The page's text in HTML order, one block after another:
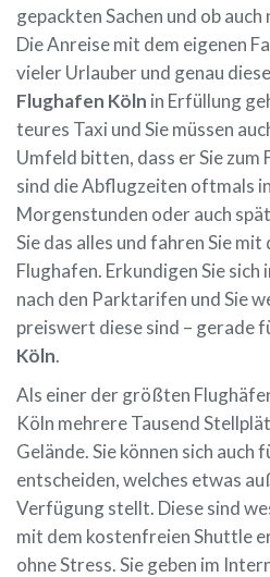
gepackten Sachen und ob
Die Anreise mit dem eigenen
vieler Urlauber und genau
Flughafen Köln in Erfüllung
teures Taxi und Sie müssen
Umfeld bitten, dass er Sie
sind die Abflugzeiten oftmals
Morgenstunden oder auch
Sie das alles und fahren Sie
Flughafen. Erkundigen Sie
nach den Parktarifen und Sie
preiswert diese sind – gerade
Köln.
Als einer der größten
Köln mehrere Tausend
Gelände. Sie können sich auch
entscheiden, welches etwas
Verfügung stellt. Diese sind
mit dem kostenfreien Shuttle
ohne Stress. Sie geben im